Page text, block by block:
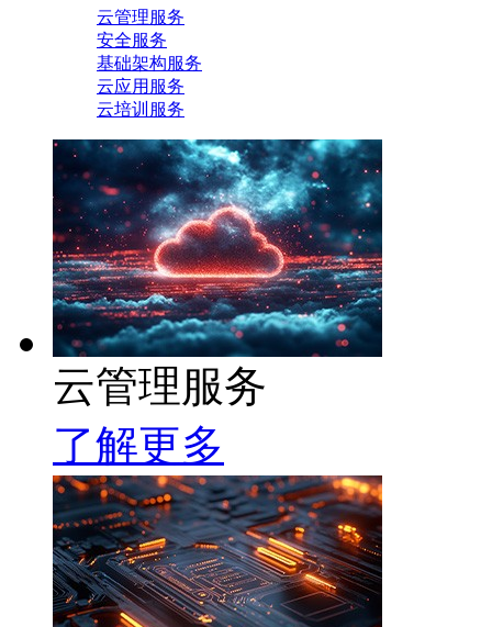
云管理服务
安全服务
基础架构服务
云应用服务
云培训服务
云管理服务
了解更多